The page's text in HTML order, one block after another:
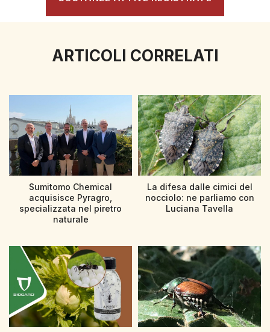
ARTICOLI CORRELATI
Sumitomo Chemical
acquisisce Pyragro,
specializzata nel piretro
naturale
La difesa dalle cimici del
nocciolo: ne parliamo con
Luciana Tavella